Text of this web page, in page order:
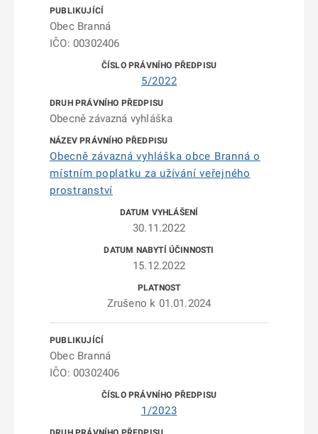
Obec Branná
IČO: 00302406
5/2022
Obecně závazná vyhláška
Obecně závazná vyhláška obce Branná o
místním poplatku za užívání veřejného
prostranství
30.11.2022
15.12.2022
Zrušeno k 01.01.2024
Obec Branná
IČO: 00302406
1/2023